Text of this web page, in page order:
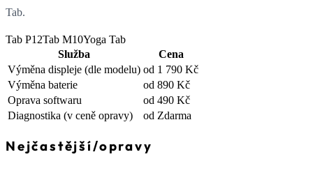
Tab.
Tab P12Tab M10Yoga Tab
Služba
Cena
Výměna displeje (dle modelu) od 1 790 Kč
Výměna baterie
od 890 Kč
Oprava softwaru
od 490 Kč
Diagnostika (v ceně opravy) od Zdarma
Nejčastější/opravy